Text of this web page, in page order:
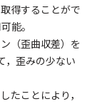
得することがで
能。
（歪曲収差）を
，歪みの少ない
たことにより，